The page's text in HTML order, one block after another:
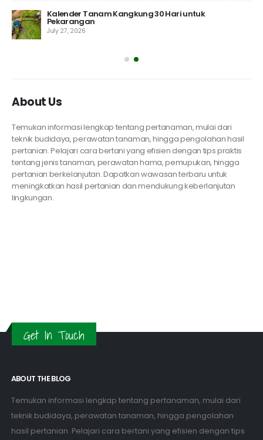
Kalender Tanam Kangkung 30 Hari untuk
Pekarangan
July 27, 2026
About Us
Temukan informasi lengkap tentang pertanaman, mulai dari
teknik budidaya, perawatan tanaman, hingga pengolahan hasil
pertanian. Pelajari cara bertani yang efisien dengan tips praktis
tentang jenis tanaman, perawatan hama, pemupukan, hingga
pertanian berkelanjutan. Dapatkan wawasan terbaru untuk
meningkatkan hasil pertanian dan mendukung keberlanjutan
lingkungan.
Get In Touch
ABOUT THE BLOG
Temukan informasi lengkap tentang pertanaman, mulai dari
teknik budidaya, perawatan tanaman, hingga pengolahan
hasil pertanian. Pelajari cara bertani yang efisien dengan tips